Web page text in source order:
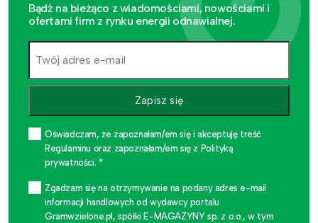
Bądź na bieżąco z wiadomościami, nowościami i
ofertami firm z rynku energii odnawialnej.
Zapisz się
Oświadczam, że zapoznałam/em się i akceptuję treść
Regulaminu oraz zapoznałam/em się z Polityką
prywatności. *
Zgadzam się na otrzymywanie na podany adres e-mail
informacji handlowych od wydawcy portalu
Gramwzielone.pl, spółki E-MAGAZYNY sp. z o.o., w tym